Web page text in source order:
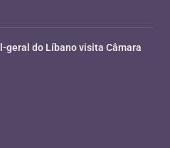
geral do Líbano visita Câmara